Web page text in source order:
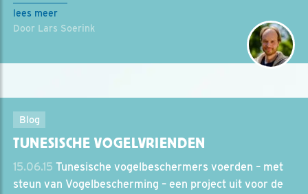
lees meer
Door Lars Soerink
Blog
TUNESISCHE VOGELVRIENDEN
15.06.15 Tunesische vogelbeschermers voerden – met
steun van Vogelbescherming – een project uit voor de